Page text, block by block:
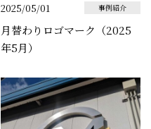
2025/05/01 事例紹介
月替わりロゴマーク（2025
年5月）